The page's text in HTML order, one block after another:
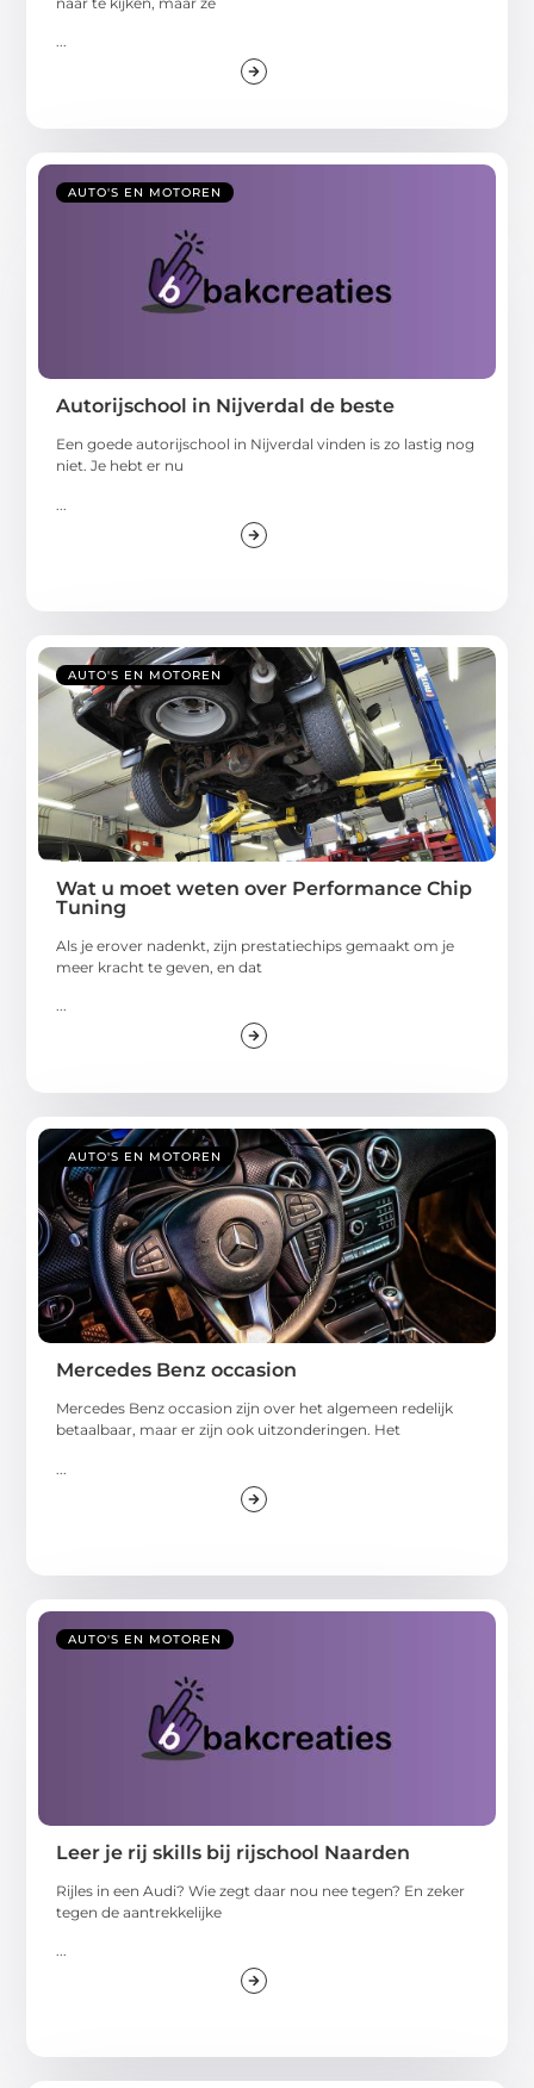
...
AUTO'S EN MOTOREN
Autorijschool in Nijverdal de beste
Een goede autorijschool in Nijverdal vinden is zo lastig nog
niet. Je hebt er nu
AUTO'S EN MOTOREN
Wat u moet weten over Performance Chip
Tuning
Als je erover nadenkt, zijn prestatiechips gemaakt om je
meer kracht te geven, en dat
...
AUTO'S EN MOTOREN
Mercedes Benz occasion
Mercedes Benz occasion zijn over het algemeen redelijk
betaalbaar, maar er zijn ook uitzonderingen. Het
AUTO'S EN MOTOREN
Leer je rij skills bij rijschool Naarden
Rijles in een Audi? Wie zegt daar nou nee tegen? En zeker
tegen de aantrekkelijke
...